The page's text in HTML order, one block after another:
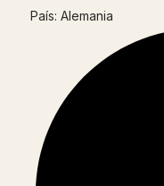
País: Alemania